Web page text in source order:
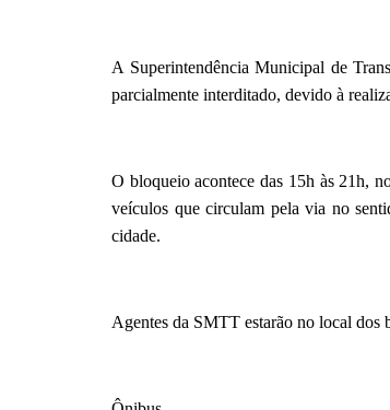
A Superintendência Municipal de
parcialmente interditado, devido à
O bloqueio acontece das 15h às 21h,
veículos que circulam pela via no
cidade.
Agentes da SMTT estarão no local dos